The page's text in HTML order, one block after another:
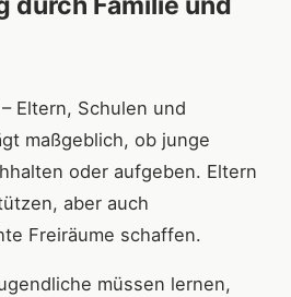
Eltern, Schulen und
maßgeblich, ob junge
oder aufgeben. Eltern
aber auch
Freiräume schaffen.
müssen lernen,